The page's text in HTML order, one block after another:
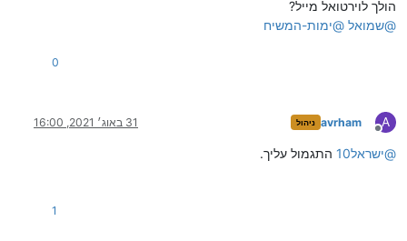
הולך לוירטואל מייל?
@שמואל @ימות-המשיח
0
A
מנותק
avrham ניהול 31 באוג׳ 2021, 16:00
@ישראל10 התגמול עליך.
1